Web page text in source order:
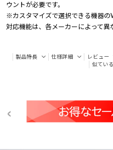
ウントが必要です。
※カスタマイズで選択できる機器
対応機能は、各メーカーによって異
製品特長 仕様詳細 レビュー
似てい